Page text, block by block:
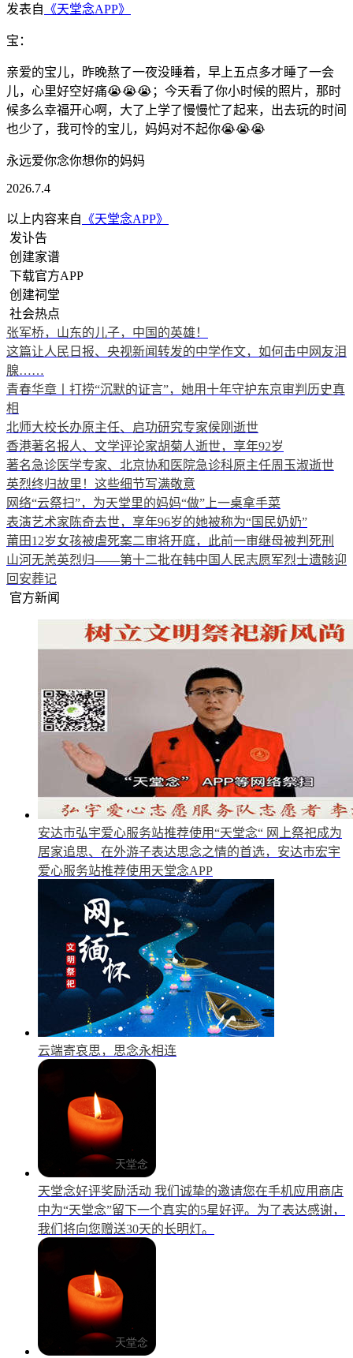
发表自 《天堂念APP》
宝：
亲爱的宝儿，昨晚熬了一夜没睡着，早上五点多才睡了一会
儿，心里好空好痛😭😭😭；今天看了你小时候的照片，那时
候多么幸福开心啊，大了上学了慢慢忙了起来，出去玩的时间
也少了，我可怜的宝儿，妈妈对不起你😭😭😭
永远爱你念你想你的妈妈
2026.7.4
以上内容来自 《天堂念APP》
发讣告
创建家谱
下载官方APP
创建祠堂
社会热点
张军桥，山东的儿子，中国的英雄！
这篇让人民日报、央视新闻转发的中学作文，如何击中网友泪
腺……
青春华章丨打捞“沉默的证言”，她用十年守护东京审判历史真
相
北师大校长办原主任、启功研究专家侯刚逝世
香港著名报人、文学评论家胡菊人逝世，享年92岁
著名急诊医学专家、北京协和医院急诊科原主任周玉淑逝世
英烈终归故里！这些细节写满敬意
网络“云祭扫”，为天堂里的妈妈“做”上一桌拿手菜
表演艺术家陈奇去世，享年96岁的她被称为“国民奶奶”
莆田12岁女孩被虐死案二审将开庭，此前一审继母被判死刑
山河无恙英烈归——第十二批在韩中国人民志愿军烈士遗骸迎
回安葬记
官方新闻
安达市弘宇爱心服务站推荐使用“天堂念“ 网上祭祀成为
居家追思、在外游子表达思念之情的首选，安达市宏宇
爱心服务站推荐使用天堂念APP
云端寄哀思，思念永相连
天堂念好评奖励活动 我们诚挚的邀请您在手机应用商店
中为“天堂念”留下一个真实的5星好评。为了表达感谢，
我们将向您赠送30天的长明灯。